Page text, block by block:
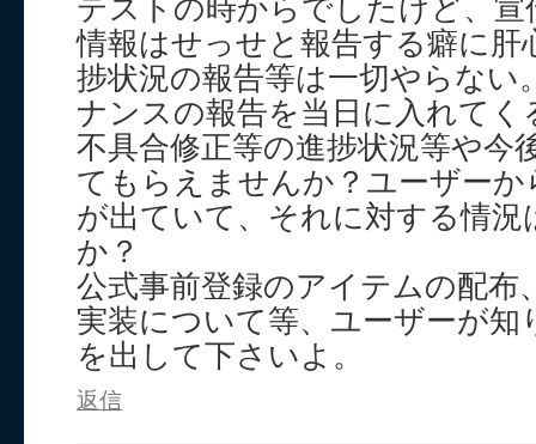
テストの時からでしたけど、
情報はせっせと報告する癖に肝
捗状況の報告等は一切やらない
ナンスの報告を当日に入れてく
不具合修正等の進捗状況等や今
てもらえませんか？ユーザー
が出ていて、それに対する情
か？
公式事前登録のアイテムの配布
実装について等、ユーザーが知
を出して下さいよ。
返信